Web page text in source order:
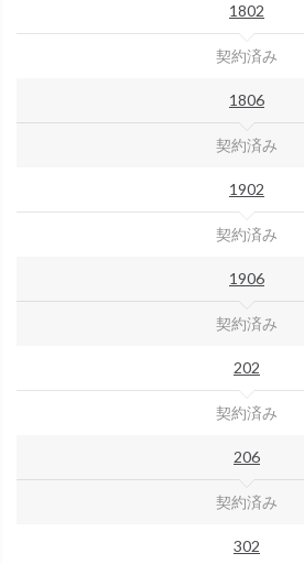
1802
契約済み
1806
契約済み
1902
契約済み
1906
契約済み
202
契約済み
206
契約済み
302